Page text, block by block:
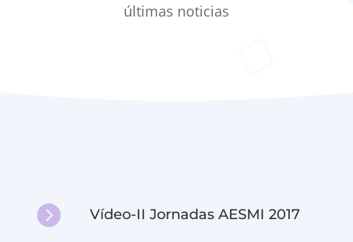
últimas noticias
 Vídeo-II Jornadas AESMI 2017